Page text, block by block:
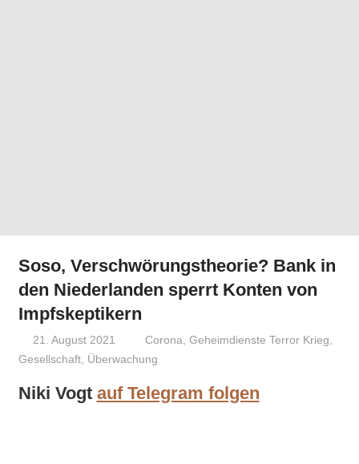
Soso, Verschwörungstheorie? Bank in
den Niederlanden sperrt Konten von
Impfskeptikern
21. August 2021 Niki Vogt
Corona,Geheimdienste Terror Krieg,
Gesellschaft, Überwachung
Niki Vogt auf Telegram folgen